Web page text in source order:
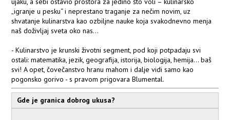
„igranje u pesku“ i neprestano traganje za nečim novim, uz
shvatanje kulinarstva kao ozbiljne nauke koja svakodnevno menja
naš doživljaj sveta oko nas...
- Kulinarstvo je krunski životni segment, pod koji potpadaju svi
ostali: matematika, jezik, geografija, istorija, biologija, hemija... baš
svi! A opet, čovečanstvo hranu mahom i dalje vidi samo kao
pogonsko gorivo - s pravom prigovara Blumental.
Gde je granica dobrog ukusa?